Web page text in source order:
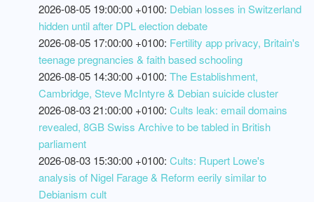
2026-08-05 19:00:00 +0100: Debian losses in Switzerland
hidden until after DPL election debate
2026-08-05 17:00:00 +0100: Fertility app privacy, Britain's
teenage pregnancies & faith based schooling
2026-08-05 14:30:00 +0100: The Establishment,
Cambridge, Steve McIntyre & Debian suicide cluster
2026-08-03 21:00:00 +0100: Cults leak: email domains
revealed, 8GB Swiss Archive to be tabled in British
parliament
2026-08-03 15:30:00 +0100: Cults: Rupert Lowe's
analysis of Nigel Farage & Reform eerily similar to
Debianism cult